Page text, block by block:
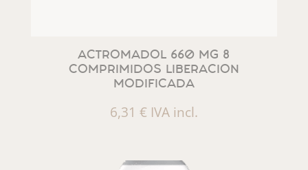
ACTROMADOL 660 MG 8
COMPRIMIDOS LIBERACION
MODIFICADA
6,31 € IVA incl.